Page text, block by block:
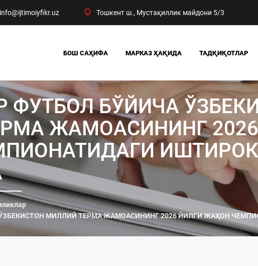
info@ijtimoiyfikr.uz Тошкент ш., Мустақиллик майдони 5/3
БОШ САҲИФА МАРКАЗ ҲАҚИДА
БИЗНИНГ ЮТУҚЛАРИМИЗ
МАРКАЗ ТУЗИЛМАСИ
ТАДҚИҚОТЛАР
ЖАМИЯТ
СИЁСАТ ВА
ИҚТИСОДИЁТ
DIGITAL
ФУТБОЛ БЎЙИЧА
ЖАМОАСИНИНГ
МИЛЛИЙ ТЕРМА ЖАМОАСИНИНГ 2026 ЙИЛГИ ЖАҲОН